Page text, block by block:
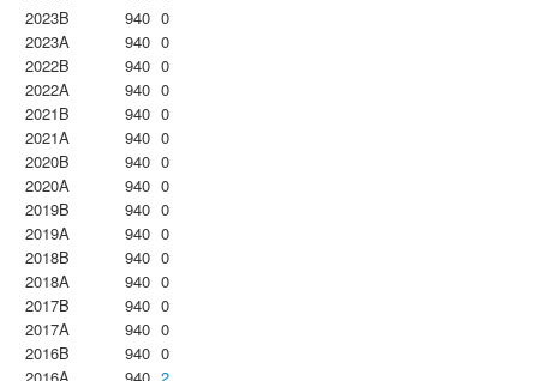
2023B
940 0
2023Α
940 0
2022B
940 0
2022A
940 0
2021B
940 0
2021A
940 0
2020B
940 0
2020A
940 0
2019B
940 0
2019A
940 0
2018B
940 0
2018A
940 0
2017B
940 0
2017A
940 0
2016B
940 0